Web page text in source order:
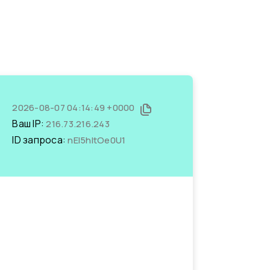
2026-08-07 04:14:49 +0000
Ваш IP:216.73.216.243
ID запроса:nEI5hltOe0U1